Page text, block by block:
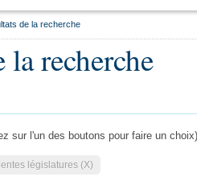
de la recherche
la recherche
sur l'un des boutons pour faire un choix)
législatures (X)